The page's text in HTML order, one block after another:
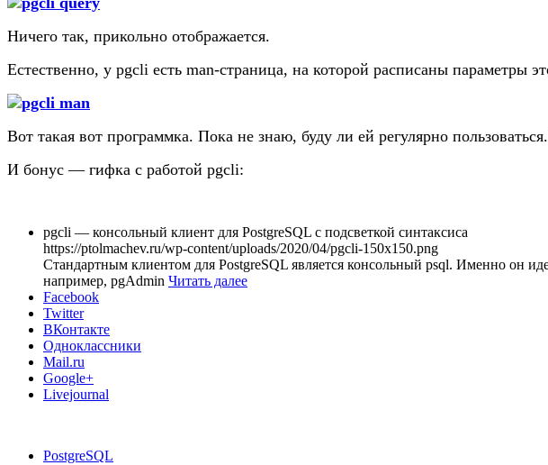
Ничего так, прикольно отображается.
Естественно, у pgcli есть man-страница, на которой расписаны параметры
Вот такая вот программка. Пока не знаю, буду ли ей регулярно
И бонус — гифка с работой pgcli:
pgcli — консольный клиент для PostgreSQL с подсветкой синтаксиса
https://ptolmachev.ru/wp-content/uploads/2020/04/pgcli-150x150.png
Стандартным клиентом для PostgreSQL является консольный psql. Именно он
например, pgAdmin Читать далее
Facebook
Twitter
ВКонтакте
Одноклассники
Mail.ru
Google+
Livejournal
PostgreSQL